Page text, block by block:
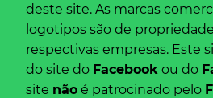
deste site. As marcas
logotipos são de
respectivas empresas. Este
do site do Facebook ou do
site não é patrocinado pelo